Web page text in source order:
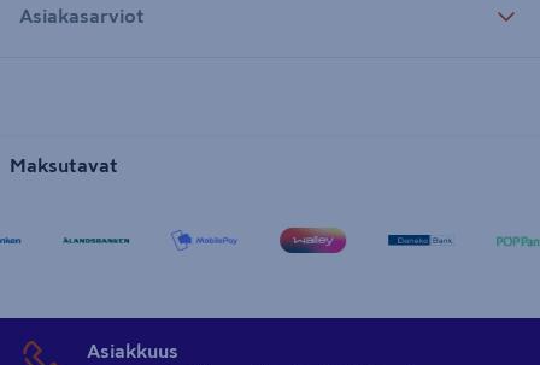
Asiakasarviot
Maksutavat
Asiakkuus